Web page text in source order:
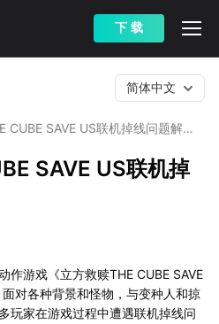
下 载
CUBE SAVE US联机掉线问题解决
简体中文
SAVE US联机掉
作游戏《立方救赎THE CUBE SAVE
对各种背景和怪物，与变种人和掠
玩家在游戏过程中遭遇联机掉线问